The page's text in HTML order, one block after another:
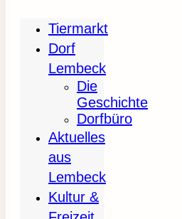
Tiermarkt
Dorf
Lembeck
Die
Geschichte
Dorfbüro
Aktuelles
aus
Lembeck
Kultur &